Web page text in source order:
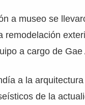
a museo se
a cargo de Gae
a la
de la